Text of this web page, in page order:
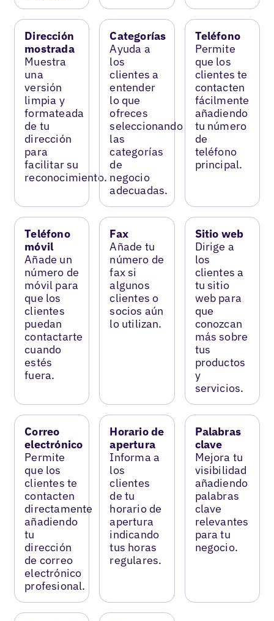
Dirección
mostrada
Muestra
una
versión
limpia y
formateada
de tu
dirección
para
facilitar su
reconocimiento.
Categorías
Ayuda a
los
clientes a
entender
lo que
ofreces
seleccionando
las
categorías
de
negocio
adecuadas.
Teléfono
Permite
que los
clientes te
contacten
fácilmente
añadiendo
tu número
de
teléfono
principal.
Teléfono
móvil
Añade un
número de
móvil para
que los
clientes
puedan
contactarte
cuando
estés
fuera.
Fax
Añade tu
número de
fax si
algunos
clientes o
socios aún
lo utilizan.
Sitio web
Dirige a
los
clientes a
tu sitio
web para
que
conozcan
más sobre
tus
productos
y
servicios.
Correo
electrónico
Permite
que los
clientes te
contacten
directamente
añadiendo
tu
dirección
de correo
electrónico
profesional.
Horario de
apertura
Informa a
los
clientes
de tu
horario de
apertura
indicando
tus horas
regulares.
Palabras
clave
Mejora tu
visibilidad
añadiendo
palabras
clave
relevantes
para tu
negocio.